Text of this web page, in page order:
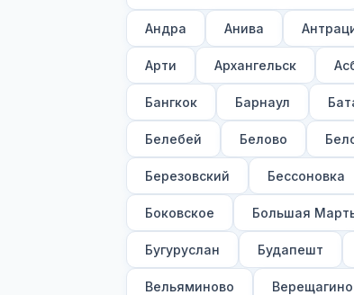
Андра Анива
Арти Архангельск
Бангкок Барнаул
Белебей Белово
Березовский Бессоновка
Боковское Большая
Бугуруслан Будапешт
Вельяминово Верещагино